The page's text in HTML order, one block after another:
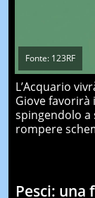
Fonte: 123RF
L’Acquario
Giove
spingendolo a
rompere
Pesci: una